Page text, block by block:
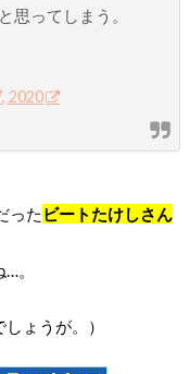
思ってしまう。
2020
った ビートたけしさん
。
ょうが。）